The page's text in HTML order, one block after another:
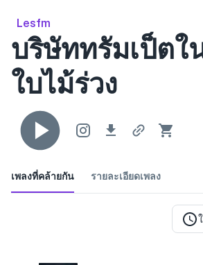
Lesfm
บริษัททรัมเป็ตใ
ใบไม้ร่วง
เพลงที่คล้ายกัน รายละเอียดเพลง